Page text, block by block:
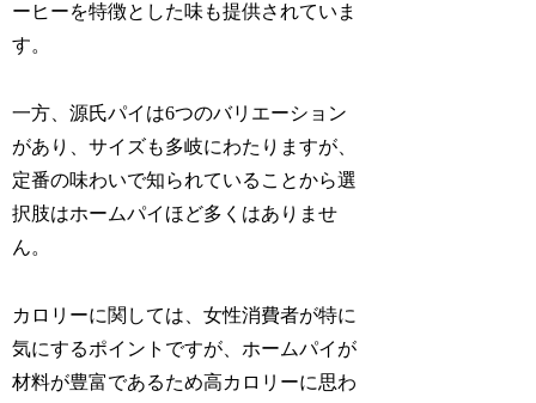
ーヒーを特徴とした味も提供されていま
す。
一方、源氏パイは6つのバリエーション
があり、サイズも多岐にわたりますが、
定番の味わいで知られていることから選
択肢はホームパイほど多くはありませ
ん。
カロリーに関しては、女性消費者が特に
気にするポイントですが、ホームパイが
材料が豊富であるため高カロリーに思わ